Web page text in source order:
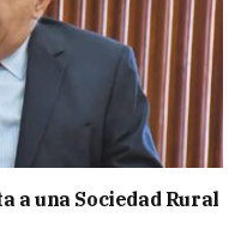
a una Sociedad Rural